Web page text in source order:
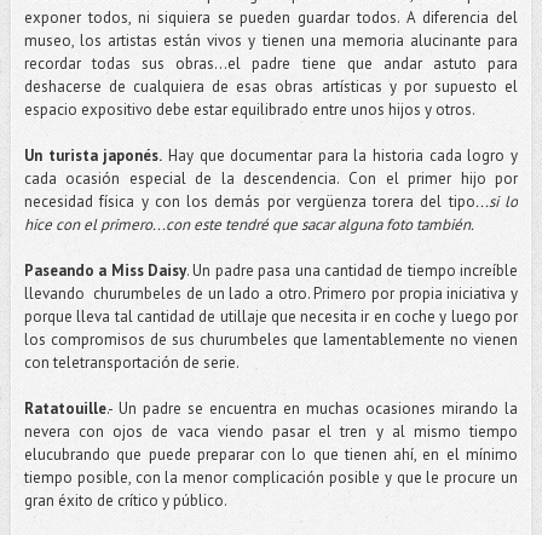
exponer todos, ni siquiera se pueden guardar todos. A diferencia del
museo, los artistas están vivos y tienen una memoria alucinante para
recordar todas sus obras…el padre tiene que andar astuto para
deshacerse de cualquiera de esas obras artísticas y por supuesto el
espacio expositivo debe estar equilibrado entre unos hijos y otros.
Un turista japonés. Hay que documentar para la historia cada logro y
cada ocasión especial de la descendencia. Con el primer hijo por
necesidad física y con los demás por vergüenza torera del tipo...si lo
hice con el primero...con este tendré que sacar alguna foto también.
Paseando a Miss Daisy. Un padre pasa una cantidad de tiempo increíble
llevando churumbeles de un lado a otro. Primero por propia iniciativa y
porque lleva tal cantidad de utillaje que necesita ir en coche y luego por
los compromisos de sus churumbeles que lamentablemente no vienen
con teletransportación de serie.
Ratatouille.- Un padre se encuentra en muchas ocasiones mirando la
nevera con ojos de vaca viendo pasar el tren y al mismo tiempo
elucubrando que puede preparar con lo que tienen ahí, en el mínimo
tiempo posible, con la menor complicación posible y que le procure un
gran éxito de crítico y público.